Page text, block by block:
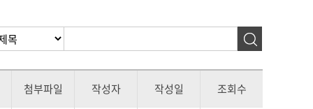
첨부파일 작성자 작성일 조회수